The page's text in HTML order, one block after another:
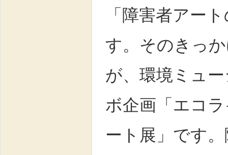
「障害者アー
す。そのきっ
が、環境ミュ
ボ企画「エコ
ート展」です